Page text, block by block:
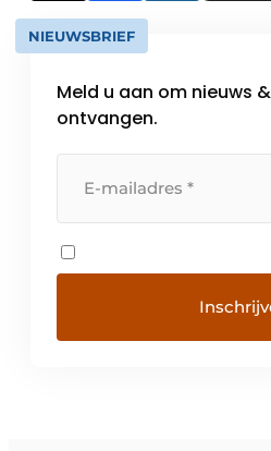
NIEUWSBRIEF
Meld u aan om nieuws
ontvangen.